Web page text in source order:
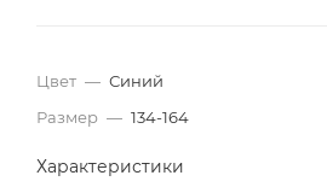
Цвет — Синий
Размер — 134-164
Характеристики